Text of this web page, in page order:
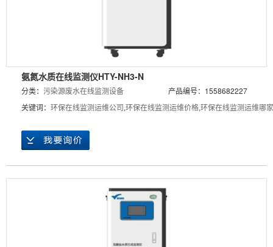
氨氮水质在线监测仪HTY-NH3-N
分类： 污染源废水在线监测设备
产品编号：1558682227
关键词： 环保在线监测运维公司,环保在线监测运维价格,环保在线监测运维哪